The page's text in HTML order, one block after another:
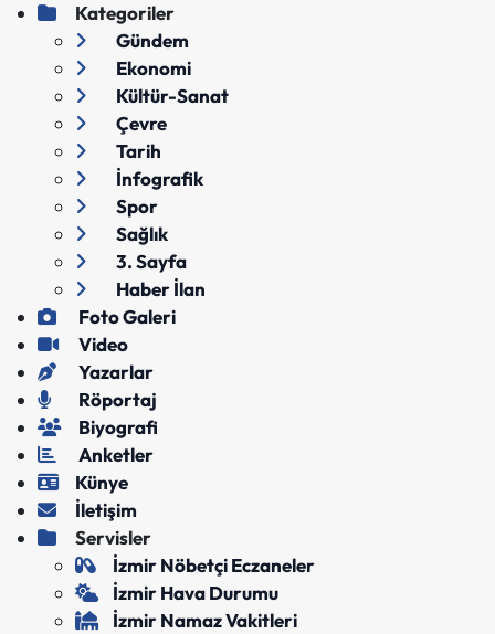
Kategoriler
Gündem
Ekonomi
Kültür-Sanat
Çevre
Tarih
İnfografik
Spor
Sağlık
3. Sayfa
Haber İlan
Foto Galeri
Video
Yazarlar
Röportaj
Biyografi
Anketler
Künye
İletişim
Servisler
İzmir Nöbetçi Eczaneler
İzmir Hava Durumu
İzmir Namaz Vakitleri